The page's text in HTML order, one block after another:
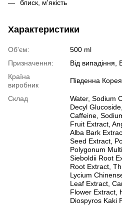
блиск, м'якість
Характеристики
Об'єм:
500 ml
Призначення:
Від випадіння,
Країна
виробник
Південна Корея
Склад
Water, Sodium
Decyl
Caffeine,
Fruit Extract,
Alba Bark
Seed Extract,
Polygonum
Sieboldii Root
Root Extract,
Lycium
Leaf Extract,
Flower Extract,
Diospyros Kaki